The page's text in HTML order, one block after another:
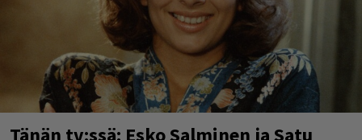
Tänän tv:ssä: Esko Salminen ja Satu